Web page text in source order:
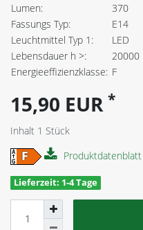
Lumen:
370
Fassungs Typ:
E14
Leuchtmittel Typ 1:
LED
Lebensdauer h >:
20000
Energieeffizienzklasse: F
15,90 EUR *
Inhalt 1 Stück
Produktdatenblatt
Lieferzeit: 1-4 Tage